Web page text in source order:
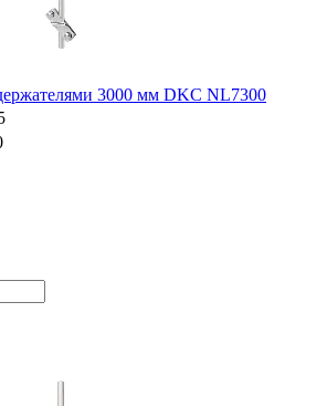
3000 мм DKC NL7300